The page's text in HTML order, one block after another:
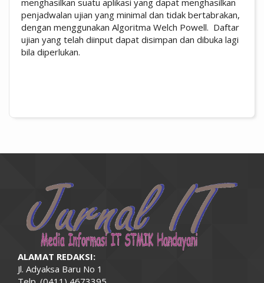
penjadwalan ujian yang minimal dan tidak bertabrakan,
dengan menggunakan Algoritma Welch Powell. Daftar
ujian yang telah diinput dapat disimpan dan dibuka lagi
bila diperlukan.
ALAMAT REDAKSI:
Jl. Adyaksa Baru No 1